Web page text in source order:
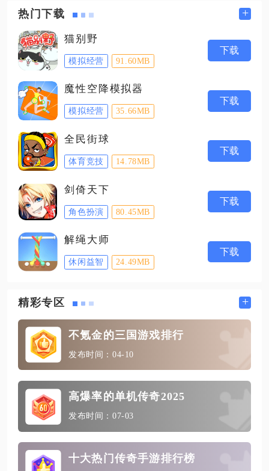
热门下载 +
猫别野
模拟经营 91.60MB
下载
魔性空降模拟器
模拟经营 35.66MB
下载
全民街球
体育竞技 14.78MB
下载
剑倚天下
角色扮演 80.45MB
下载
解绳大师
休闲益智 24.49MB
下载
精彩专区 +
不氪金的三国游戏排行
发布时间：04-10
高爆率的单机传奇2025
发布时间：07-03
十大热门传奇手游排行榜